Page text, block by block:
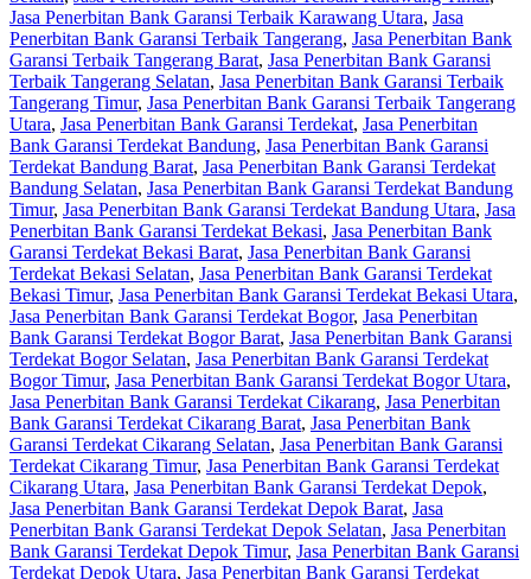
Jasa Penerbitan Bank Garansi Terbaik Karawang Utara, Jasa
Penerbitan Bank Garansi Terbaik Tangerang, Jasa Penerbitan Bank
Garansi Terbaik Tangerang Barat, Jasa Penerbitan Bank Garansi
Terbaik Tangerang Selatan, Jasa Penerbitan Bank Garansi Terbaik
Tangerang Timur, Jasa Penerbitan Bank Garansi Terbaik Tangerang
Utara, Jasa Penerbitan Bank Garansi Terdekat, Jasa Penerbitan
Bank Garansi Terdekat Bandung, Jasa Penerbitan Bank Garansi
Terdekat Bandung Barat, Jasa Penerbitan Bank Garansi Terdekat
Bandung Selatan, Jasa Penerbitan Bank Garansi Terdekat Bandung
Timur, Jasa Penerbitan Bank Garansi Terdekat Bandung Utara, Jasa
Penerbitan Bank Garansi Terdekat Bekasi, Jasa Penerbitan Bank
Garansi Terdekat Bekasi Barat, Jasa Penerbitan Bank Garansi
Terdekat Bekasi Selatan, Jasa Penerbitan Bank Garansi Terdekat
Bekasi Timur, Jasa Penerbitan Bank Garansi Terdekat Bekasi Utara,
Jasa Penerbitan Bank Garansi Terdekat Bogor, Jasa Penerbitan
Bank Garansi Terdekat Bogor Barat, Jasa Penerbitan Bank Garansi
Terdekat Bogor Selatan, Jasa Penerbitan Bank Garansi Terdekat
Bogor Timur, Jasa Penerbitan Bank Garansi Terdekat Bogor Utara,
Jasa Penerbitan Bank Garansi Terdekat Cikarang, Jasa Penerbitan
Bank Garansi Terdekat Cikarang Barat, Jasa Penerbitan Bank
Garansi Terdekat Cikarang Selatan, Jasa Penerbitan Bank Garansi
Terdekat Cikarang Timur, Jasa Penerbitan Bank Garansi Terdekat
Cikarang Utara, Jasa Penerbitan Bank Garansi Terdekat Depok,
Jasa Penerbitan Bank Garansi Terdekat Depok Barat, Jasa
Penerbitan Bank Garansi Terdekat Depok Selatan, Jasa Penerbitan
Bank Garansi Terdekat Depok Timur, Jasa Penerbitan Bank Garansi
Terdekat Depok Utara, Jasa Penerbitan Bank Garansi Terdekat